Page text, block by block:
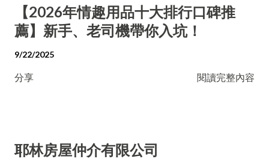
【2026年情趣用品十大排行口碑推
薦】新手、老司機帶你入坑！
9/22/2025
分享 閱讀完整內容
耶林房屋仲介有限公司